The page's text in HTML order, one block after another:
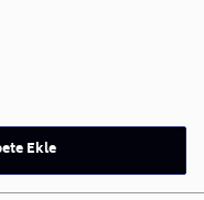
Ekle